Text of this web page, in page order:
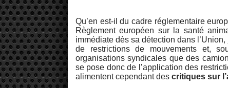
Qu’en est-il du cadre réglementaire
Règlement européen sur la santé
immédiate dès sa détection dans
de restrictions de mouvements et,
organisations syndicales que des
se pose donc de l’application des
alimentent cependant des critiques sur